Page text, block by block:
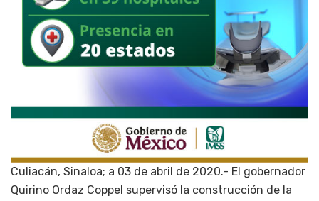
Culiacán, Sinaloa; a 03 de abril de 2020.- El gobernador
Quirino Ordaz Coppel supervisó la construcción de la